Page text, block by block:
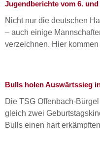
Jugendberichte vom 6. und
Nicht nur die deutschen
– auch einige
verzeichnen. Hier
Bulls holen Auswärtssieg
Die TSG Offenbach-
gleich zwei
Bulls einen hart